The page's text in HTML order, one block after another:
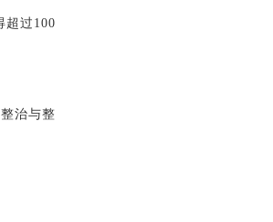
超过100
治与整